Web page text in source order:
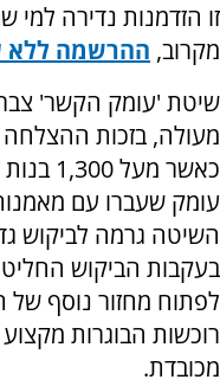
זו הזדמנות נדירה
מקרוב, ההרשמה ללא
שיטת 'עומק הקשר'
מעולה, בזכות ההצלחה
כאשר
עומק שעברו עם
השיטה גרמה לביקוש
בעקבות הביקוש
לפתוח מחזור נוסף
רוכשות הבוגרות
מכובדת.